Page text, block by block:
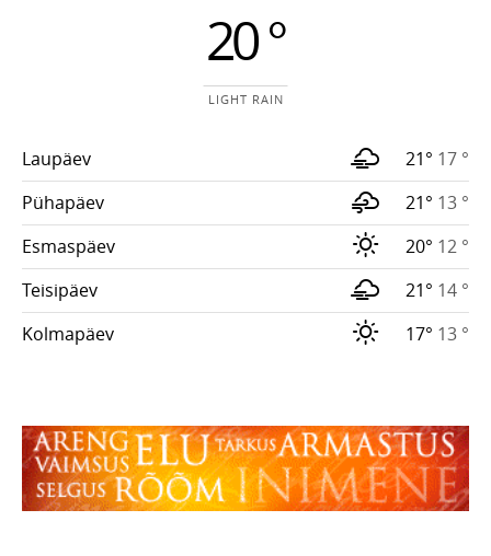
20 °
LIGHT RAIN
Laupäev 21° 17 °
Pühapäev
21° 13 °
Esmaspäev
20° 12 °
Teisipäev
21° 14 °
Kolmapäev
17° 13 °